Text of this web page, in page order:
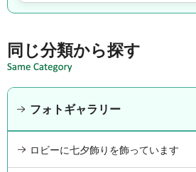
同じ分類から探す
フォトギャラリー
ロビーに七夕飾りを飾っています